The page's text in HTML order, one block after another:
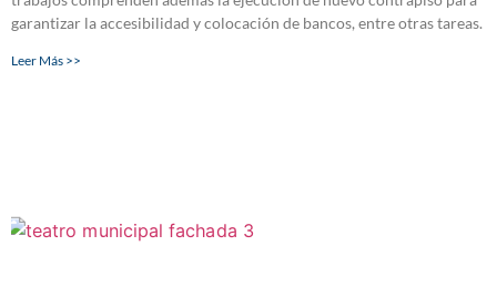
garantizar la accesibilidad y colocación de bancos, entre otras tareas.
Leer Más >>